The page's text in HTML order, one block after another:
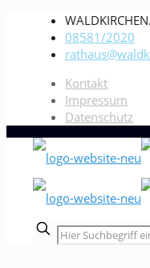
08581/2020
Kontakt
Impressum
Datenschutz